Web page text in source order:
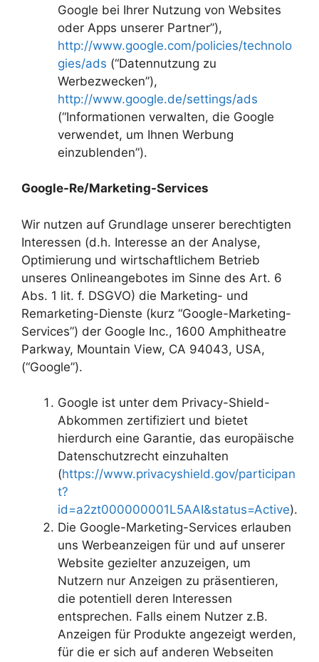
Google bei Ihrer Nutzung von Websites
oder Apps unserer Partner”),
http://www.google.com/policies/technolo
gies/ads (“Datennutzung zu
Werbezwecken”),
http://www.google.de/settings/ads
(“Informationen verwalten, die Google
verwendet, um Ihnen Werbung
einzublenden”).
Google-Re/Marketing-Services
Wir nutzen auf Grundlage unserer berechtigten
Interessen (d.h. Interesse an der Analyse,
Optimierung und wirtschaftlichem Betrieb
unseres Onlineangebotes im Sinne des Art. 6
Abs. 1 lit. f. DSGVO) die Marketing- und
Remarketing-Dienste (kurz “Google-Marketing-
Services”) der Google Inc., 1600 Amphitheatre
Parkway, Mountain View, CA 94043, USA,
(“Google”).
Google ist unter dem Privacy-Shield-
Abkommen zertifiziert und bietet
hierdurch eine Garantie, das europäische
Datenschutzrecht einzuhalten
(https://www.privacyshield.gov/participan
t?
id=a2zt000000001L5AAI&status=Active).
Die Google-Marketing-Services erlauben
uns Werbeanzeigen für und auf unserer
Website gezielter anzuzeigen, um
Nutzern nur Anzeigen zu präsentieren,
die potentiell deren Interessen
entsprechen. Falls einem Nutzer z.B.
Anzeigen für Produkte angezeigt werden,
für die er sich auf anderen Webseiten